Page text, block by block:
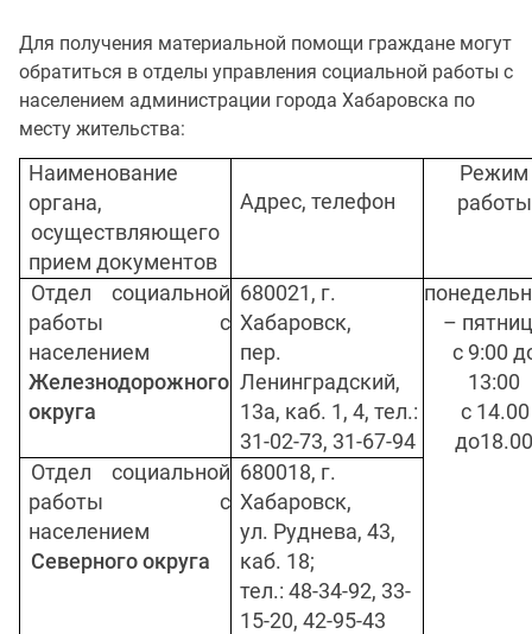
Для получения материальной помощи граждане могут
обратиться в отделы управления социальной работы с
населением администрации города Хабаровска по
месту жительства:
Наименование
органа,
осуществляющего
прием документов
Адрес, телефон
Режим
работы
Отдел социальной
работы с
населением
Железнодорожного
округа
680021, г.
Хабаровск,
пер.
Ленинградский,
13а, каб. 1, 4, тел.:
31-02-73, 31-67-94
–
с 9:00
13:00
с 14.00
Отдел социальной
работы с
населением
Северного округа
680018, г.
Хабаровск,
ул. Руднева, 43,
каб. 18;
тел.: 48-34-92, 33-
15-20, 42-95-43